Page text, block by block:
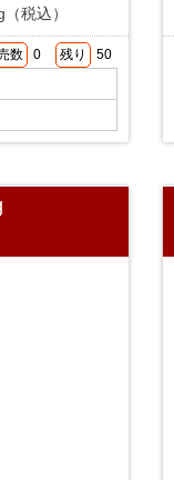
税込）
数 0 残り 50